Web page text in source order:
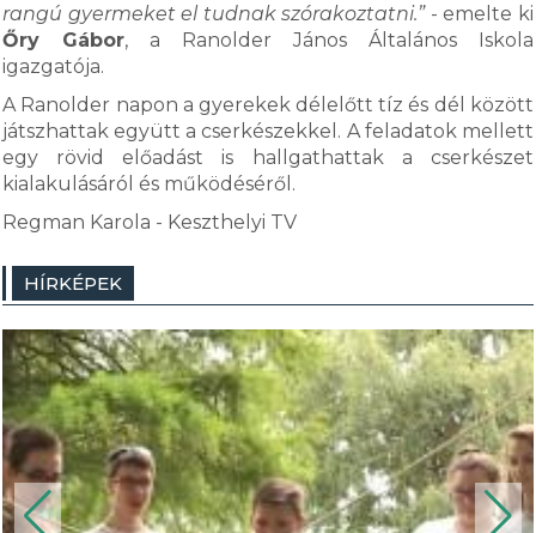
rangú gyermeket el tudnak szórakoztatni.”- emelte ki
Őry Gábor, a Ranolder János Általános Iskola
igazgatója.
A Ranolder napon a gyerekek délelőtt tíz és dél között
játszhattak együtt a cserkészekkel. A feladatok mellett
egy rövid előadást is hallgathattak a cserkészet
kialakulásáról és működéséről.
Regman Karola - Keszthelyi TV
HÍRKÉPEK